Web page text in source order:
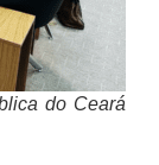
do Ceará